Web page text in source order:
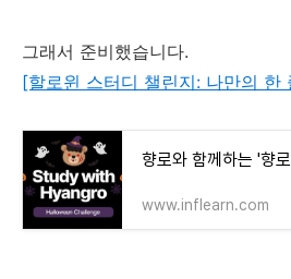
그래서 준비했습니다.
[할로윈 스터디 챌린지: 나만의 한
www.inflearn.com